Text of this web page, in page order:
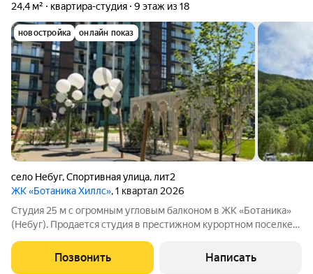
24,4 м² квартира-студия 9 этаж из 18
новостройка онлайн показ
село Небуг,Спортивная улица, лит2
ЖК «Ботаника Хиллс», 1 квартал 2026
Студия 25 м с огромным угловым балконом в ЖК «Ботаника»
(Небуг). Продается студия в престижном курортном поселке
квадратные метры, а готовое решение для вашего идеального
отдыха и инвестиций.
Позвонить Написать